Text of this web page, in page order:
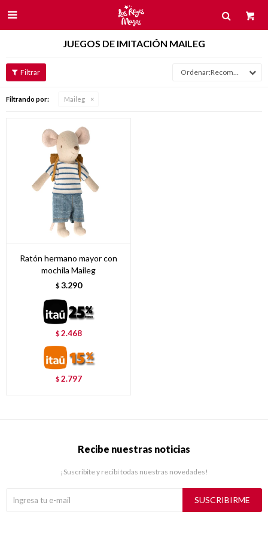

JUEGOS DE IMITACIÓN MAILEG
Recomendados
Filtrando por: Maileg
Ratón hermano mayor con
mochila Maileg
$ 3.290
$2.468
$2.797
Recibe nuestras noticias
¡Suscribite y recibí todas nuestras novedades!
SUSCRIBIRME